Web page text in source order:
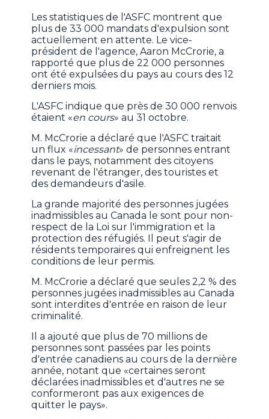
Les statistiques de l'ASFC montrent que
plus de 33 000 mandats d'expulsion sont
actuellement en attente. Le vice-
président de l'agence, Aaron McCrorie, a
rapporté que plus de 22 000 personnes
ont été expulsées du pays au cours des 12
derniers mois.
L'ASFC indique que près de 30 000 renvois
étaient «en cours» au 31 octobre.
M. McCrorie a déclaré que l'ASFC traitait
un flux «incessant» de personnes entrant
dans le pays, notamment des citoyens
revenant de l'étranger, des touristes et
des demandeurs d'asile.
La grande majorité des personnes jugées
inadmissibles au Canada le sont pour non-
respect de la Loi sur l'immigration et la
protection des réfugiés. Il peut s'agir de
résidents temporaires qui enfreignent les
conditions de leur permis.
M. McCrorie a déclaré que seules 2,2 % des
personnes jugées inadmissibles au Canada
sont interdites d'entrée en raison de leur
criminalité.
Il a ajouté que plus de 70 millions de
personnes sont passées par les points
d'entrée canadiens au cours de la dernière
année, notant que «certaines seront
déclarées inadmissibles et d'autres ne se
conformeront pas aux exigences de
quitter le pays».